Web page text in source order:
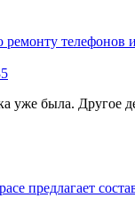
ремонту телефонов
уже была. Другое
предлагает